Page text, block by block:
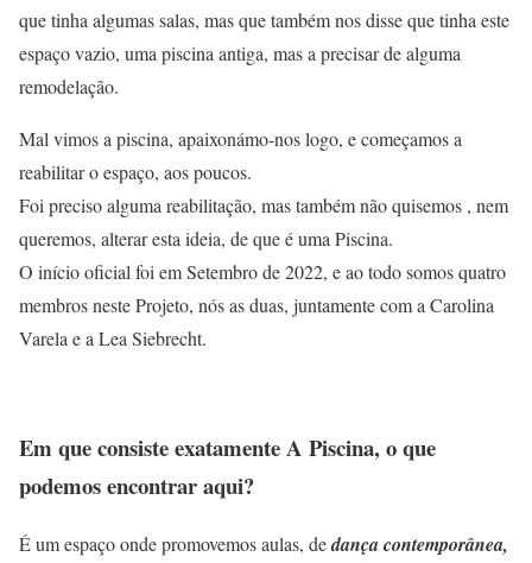
que tinha algumas salas, mas que também nos disse que tinha este
espaço vazio, uma piscina antiga, mas a precisar de alguma
remodelação.
Mal vimos a piscina, apaixonámo-nos logo, e começamos a
reabilitar o espaço, aos poucos.
Foi preciso alguma reabilitação, mas também não quisemos , nem
queremos, alterar esta ideia, de que é uma Piscina.
O início oficial foi em Setembro de 2022, e ao todo somos quatro
membros neste Projeto, nós as duas, juntamente com a Carolina
Varela e a Lea Siebrecht.
Em que consiste exatamente A Piscina, o que
podemos encontrar aqui?
É um espaço onde promovemos aulas, dedança contemporânea,